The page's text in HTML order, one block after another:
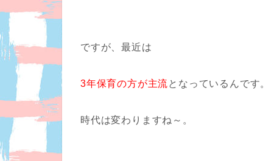
ですが、最近は
3年保育の方が主流となっているんです。
時代は変わりますね～。